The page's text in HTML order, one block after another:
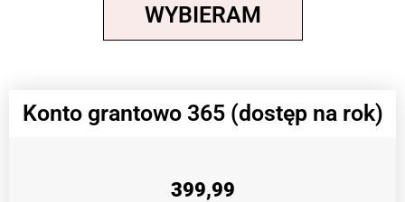
WYBIERAM
Konto grantowo 365 (dostęp na rok)
399,99